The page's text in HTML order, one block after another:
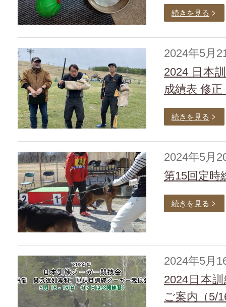
続きを見る
2024年5月
2024 日本
成績表 修正
続きを見る
2024年5月
第15回定時
続きを見る
2024年5月
2024日本
ご案内（5/